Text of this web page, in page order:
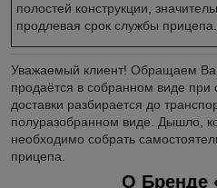
полостей конструкции,
продлевая срок службы прицепа.
Уважаемый клиент! Обращаем
продаётся в собранном виде при
доставки разбирается до
полуразобранном виде. Дышло,
необходимо собрать
прицепа.
О Бренде